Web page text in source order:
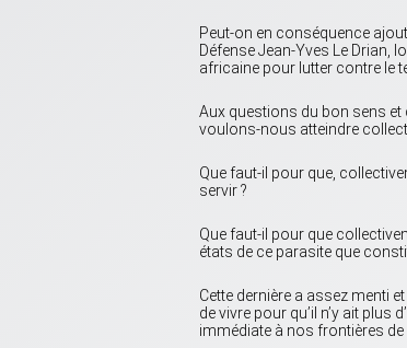
Peut-on en conséquence
Défense Jean-Yves Le Drian,
africaine pour lutter contre le
Aux questions du bon sens et
voulons-nous atteindre
Que faut-il pour que,
servir ?
Que faut-il pour que
états de ce parasite que
Cette dernière a assez menti
de vivre pour qu’il n’y ait
immédiate à nos frontières